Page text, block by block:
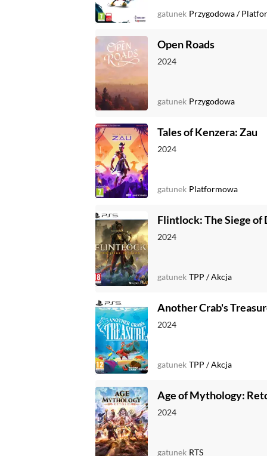
gatunek Przygodowa/
Open Roads
2024
gatunek Przygodowa
Tales of Kenzera: Zau
2024
gatunek Platformowa
Flintlock: The Siege of
2024
gatunek TPP /Akcja
Another Crab's
2024
gatunek TPP /Akcja
Age of Mythology:
2024
gatunek RTS